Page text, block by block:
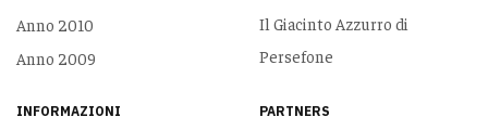
Anno 2010
Anno 2009
Il Giacinto Azzurro di
Persefone
INFORMAZIONI PARTNERS